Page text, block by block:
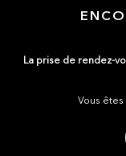
La prise de rendez-
Vous